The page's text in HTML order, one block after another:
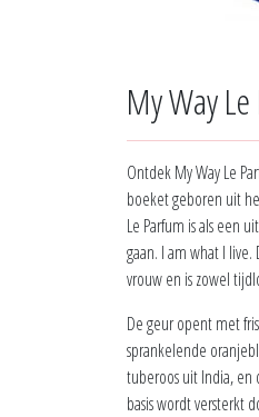
My Way
Ontdek My Way Le
boeket geboren uit
Le Parfum is als een
gaan. I am what I
vrouw en is zowel
De geur opent met
sprankelende
tuberoos uit India, en
basis wordt versterkt